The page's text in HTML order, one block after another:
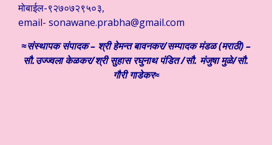
मोबाईल-९२७०७२९५०३,
email- sonawane.prabha@gmail.com
≈संस्थापक संपादक – श्री हेमन्त बावनकर/सम्पादक मंडळ (मराठी) –
सौ.उज्ज्वला केळकर/श्री सुहास रघुनाथ पंडित /सौ. मंजुषा मुळे/सौ.
गौरी गाडेकर≈